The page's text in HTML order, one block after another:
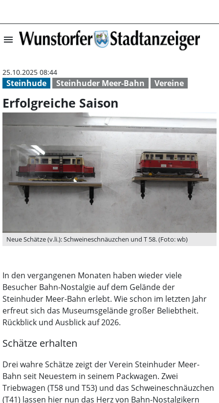
menu Erfolgreiche
Steinhude Steinhuder Meer-Bahn Vereine
25.10.2025 08:44
Erfolgreiche Saison
Neue Schätze (v.li.): Schweineschnäuzchen und T 58. (Foto: wb)
In den vergangenen Monaten haben wieder viele
Besucher Bahn-Nostalgie auf dem Gelände der
Steinhuder Meer-Bahn erlebt. Wie schon im letzten Jahr
erfreut sich das Museumsgelände großer Beliebtheit.
Rückblick und Ausblick auf 2026.
Schätze erhalten
Drei wahre Schätze zeigt der Verein Steinhuder Meer-
Bahn seit Neuestem in seinem Packwagen. Zwei
Triebwagen (T58 und T53) und das Schweineschnäuzchen
(T41) lassen hier nun das Herz von Bahn-Nostalgikern